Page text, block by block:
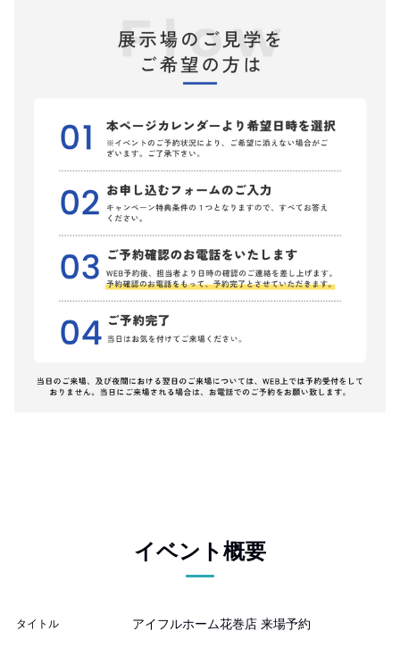
イベント概要
タイトル アイフルホーム花巻店 来場予約